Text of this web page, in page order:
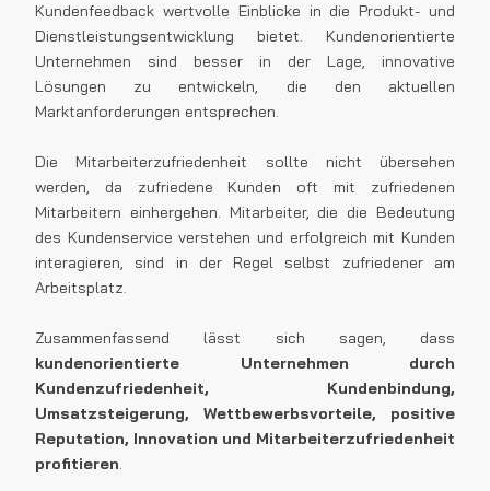
Kundenfeedback wertvolle Einblicke in die Produkt- und
Dienstleistungsentwicklung bietet. Kundenorientierte
Unternehmen sind besser in der Lage, innovative
Lösungen zu entwickeln, die den aktuellen
Marktanforderungen entsprechen.
Die Mitarbeiterzufriedenheit sollte nicht übersehen
werden, da zufriedene Kunden oft mit zufriedenen
Mitarbeitern einhergehen. Mitarbeiter, die die Bedeutung
des Kundenservice verstehen und erfolgreich mit Kunden
interagieren, sind in der Regel selbst zufriedener am
Arbeitsplatz.
Zusammenfassend lässt sich sagen, dass
kundenorientierte Unternehmen durch
Kundenzufriedenheit, Kundenbindung,
Umsatzsteigerung, Wettbewerbsvorteile, positive
Reputation, Innovation und Mitarbeiterzufriedenheit
profitieren.